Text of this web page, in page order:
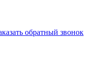
обратный звонок